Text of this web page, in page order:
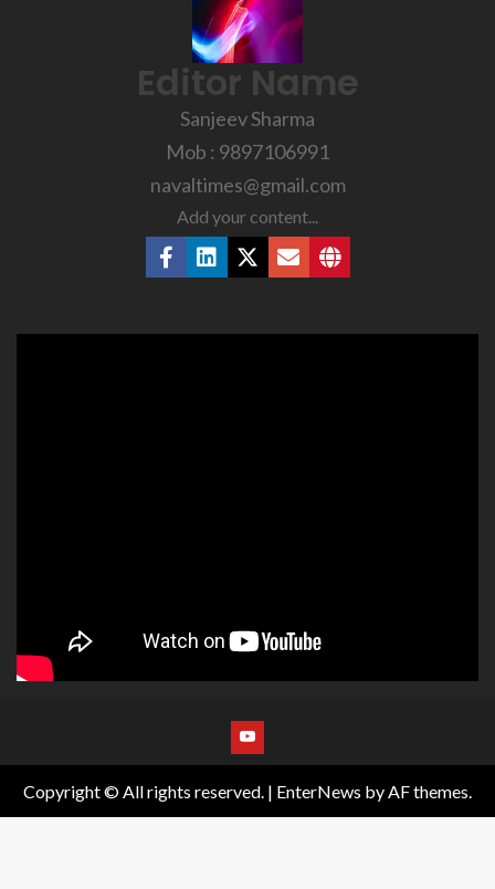
Editor Name
Sanjeev Sharma
Mob : 9897106991
navaltimes@gmail.com
Add your content...
Copyright © All rights reserved. | EnterNews by AF themes.